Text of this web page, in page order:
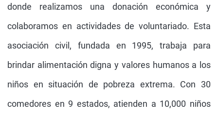
donde realizamos una donación económica y
colaboramos en actividades de voluntariado. Esta
asociación civil, fundada en 1995, trabaja para
brindar alimentación digna y valores humanos a los
niños en situación de pobreza extrema. Con 30
comedores en 9 estados, atienden a 10,000 niños